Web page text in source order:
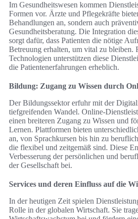
Im Gesundheitswesen kommen
Formen vor. Ärzte und Pflegekräfte
Behandlungen an, sondern auch
Gesundheitsberatung. Die Integration
sorgt dafür, dass Patienten die nötige
Betreuung erhalten, um vital zu bleiben.
Technologien unterstützen diese
die Patientenerfahrungen erheblich.
Bildung: Zugang zu Wissen durch
Der Bildungssektor erfuhr mit der
tiefgreifenden Wandel. Online-
einen breiteren Zugang zu Wissen und
Lernen. Plattformen bieten
an, von Sprachkursen bis hin zu
die flexibel und zeitgemäß sind. Diese
Verbesserung der persönlichen und
der Gesellschaft bei.
Services und deren Einfluss auf die
In der heutigen Zeit spielen
Rolle in der globalen Wirtschaft. Sie